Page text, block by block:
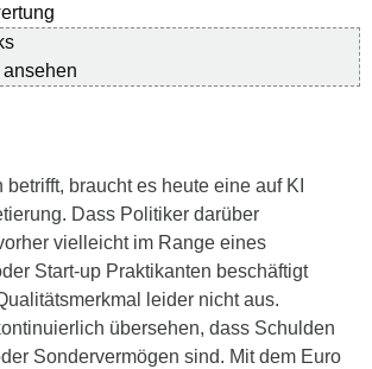
braucht es heute eine auf KI
Dass Politiker darüber
vielleicht im Range eines
Start-up Praktikanten beschäftigt
leider nicht aus.
übersehen, dass Schulden
Sondervermögen sind. Mit dem Euro